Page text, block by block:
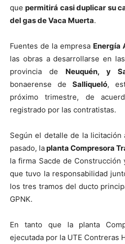
quepermitirá casi duplicar su
del gas de Vaca Muerta.
Fuentes de la empresa Energía
las obras a desarrollarse en
provincia de Neuquén, y
bonaerense de Salliqueló,
próximo trimestre, de
registrado por las contratistas.
Según el detalle de la licitación
pasado, laplanta Compresora
la firma Sacde de Construcción
que tuvo la responsabilidad
los tres tramos del ducto
GPNK.
En tanto que la planta
ejecutada por la UTE Contreras